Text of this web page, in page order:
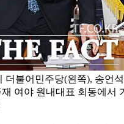
더불어민주당(왼쪽), 송언
여야 원내대표 회동에서